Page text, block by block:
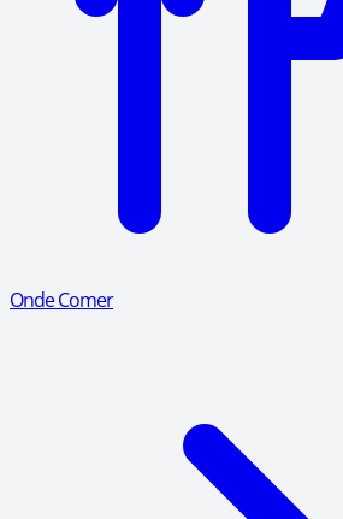
Onde Comer